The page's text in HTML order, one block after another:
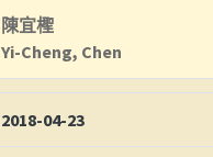
陳宜檉
Yi-Cheng, Chen
2018-04-23